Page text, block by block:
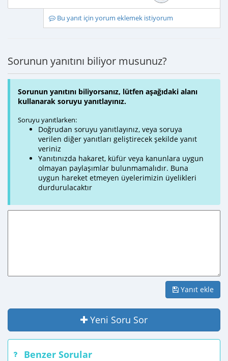
Bu yanıt için yorum eklemek istiyorum
Sorunun yanıtını biliyor musunuz?
Sorunun yanıtını biliyorsanız, lütfen aşağıdaki alanı
kullanarak soruyu yanıtlayınız.
Soruyu yanıtlarken:
Doğrudan soruyu yanıtlayınız, veya soruya
verilen diğer yanıtları geliştirecek şekilde yanıt
veriniz
Yanıtınızda hakaret, küfür veya kanunlara uygun
olmayan paylaşımlar bulunmamalıdır. Buna
uygun hareket etmeyen üyelerimizin üyelikleri
durdurulacaktır
Yanıt ekle
Yeni Soru Sor
Benzer Sorular